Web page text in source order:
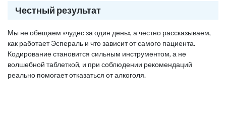
Честный результат
Мы не обещаем «чудес за один день», а честно рассказываем,
как работает Эспераль и что зависит от самого пациента.
Кодирование становится сильным инструментом, а не
волшебной таблеткой, и при соблюдении рекомендаций
реально помогает отказаться от алкоголя.